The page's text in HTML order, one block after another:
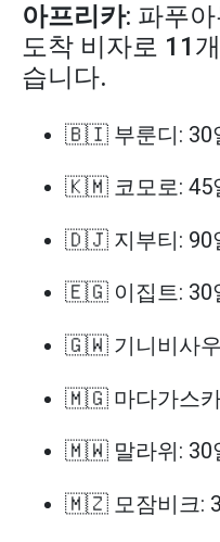
아프리카: 파푸
도착 비자로 11
습니다.
🇧🇮 부룬디: 30
🇰🇲 코모로: 45
🇩🇯 지부티: 90
🇪🇬 이집트: 30
🇬🇼 기니비사우
🇲🇬 마다가스카
🇲🇼 말라위: 30
🇲🇿 모잠비크: